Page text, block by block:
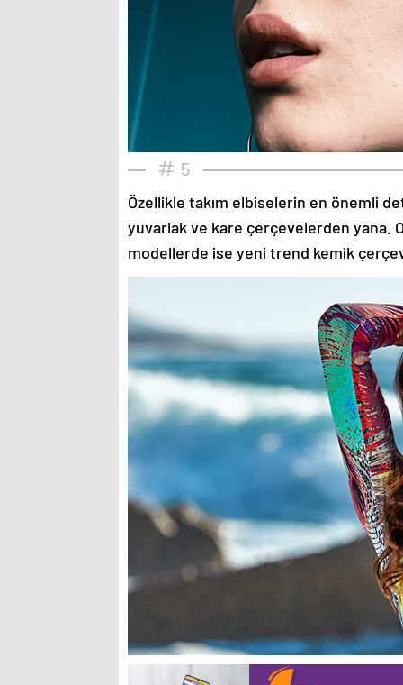
5
Özellikle takım elbiselerin en önemli
yuvarlak ve kare çerçevelerden yana.
modellerde ise yeni trend kemik